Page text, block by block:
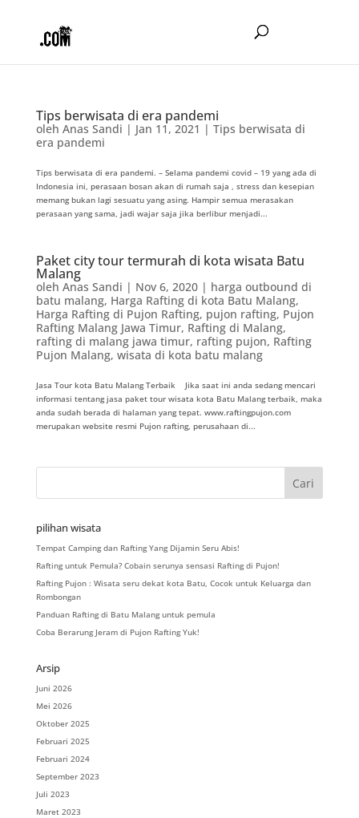
Tips berwisata di era pandemi
oleh Anas Sandi | Jan 11, 2021 | Tips berwisata di
era pandemi
Tips berwisata di era pandemi. – Selama pandemi covid – 19 yang ada di
Indonesia ini, perasaan bosan akan di rumah saja , stress dan kesepian
memang bukan lagi sesuatu yang asing. Hampir semua merasakan
perasaan yang sama, jadi wajar saja jika berlibur menjadi...
Paket city tour termurah di kota wisata Batu
Malang
oleh Anas Sandi | Nov 6, 2020| harga outbound di
batu malang, Harga Rafting di kota Batu Malang,
Harga Rafting di Pujon Rafting, pujon rafting, Pujon
Rafting Malang Jawa Timur, Rafting di Malang,
rafting di malang jawa timur, rafting pujon, Rafting
Pujon Malang, wisata di kota batu malang
Jasa Tour kota Batu Malang Terbaik Jika saat ini anda sedang mencari
informasi tentang jasa paket tour wisata kota Batu Malang terbaik, maka
anda sudah berada di halaman yang tepat. www.raftingpujon.com
merupakan website resmi Pujon rafting, perusahaan di...
pilihan wisata
Tempat Camping dan Rafting Yang Dijamin Seru Abis!
Rafting untuk Pemula? Cobain serunya sensasi Rafting di Pujon!
Rafting Pujon : Wisata seru dekat kota Batu, Cocok untuk Keluarga dan
Rombongan
Panduan Rafting di Batu Malang untuk pemula
Coba Berarung Jeram di Pujon Rafting Yuk!
Arsip
Juni 2026
Mei 2026
Oktober 2025
Februari 2025
Februari 2024
September 2023
Juli 2023
Maret 2023